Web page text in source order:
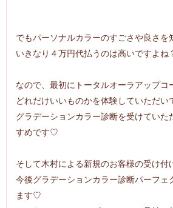
でもパーソナルカラーのすごさや良さを
いきなり４万円代払うのは高いですよね
なので、最初にトータルオーラアップコ
どれだけいいものかを体験していただい
グラデーションカラー診断を受けていた
すめです♡
そして木村による新規のお客様の受け付
今後グラデーションカラー診断パーフェ
ます♡